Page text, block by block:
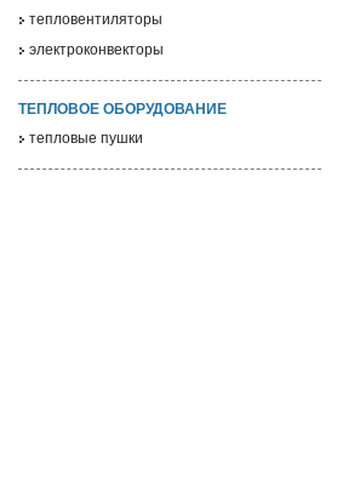
тепловентиляторы
электроконвекторы
ТЕПЛОВОЕ ОБОРУДОВАНИЕ
тепловые пушки